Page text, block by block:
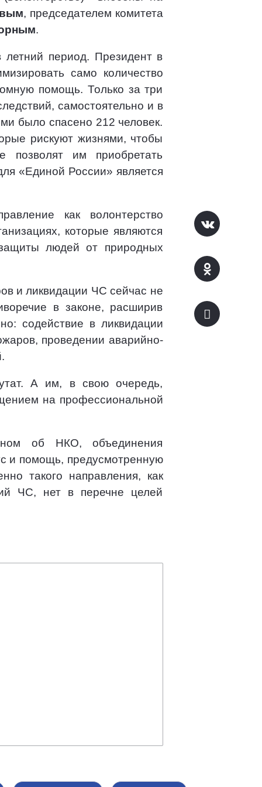
, председателем комитета
.
период. Президент в
само количество
помощь. Только за три
самостоятельно и в
было спасено 212 человек.
рискуют жизнями, чтобы
позволят им приобретать
«Единой России» является
как волонтерство
которые являются
людей от природных
и ликвидации ЧС сейчас не
в законе, расширив
содействие в ликвидации
проведении аварийно-
А им, в свою очередь,
на профессиональной
об НКО, объединения
и помощь, предусмотренную
такого направления, как
ЧС, нет в перечне целей